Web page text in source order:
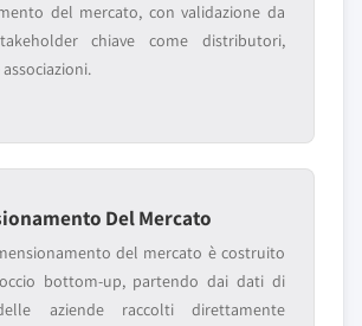
del mercato, con validazione da
chiave come distributori,
Del Mercato
del mercato è costruito
bottom-up, partendo dai dati di
aziende raccolti direttamente